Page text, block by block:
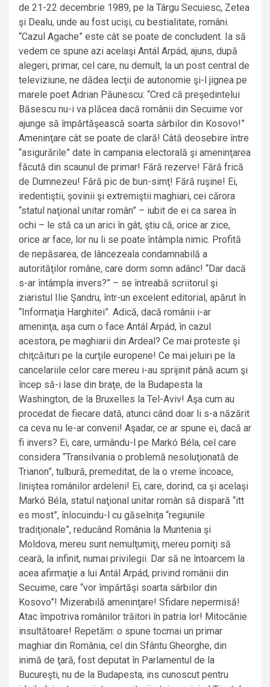
de 21-22 decembrie 1989, pe la Târgu Secuiesc, Zetea
şi Dealu, unde au fost ucişi, cu bestialitate, români.
“Cazul Agache” este cât se poate de concludent. Ia să
vedem ce spune azi acelaşi Antál Arpád, ajuns, după
alegeri, primar, cel care, nu demult, la un post central de
televiziune, ne dădea lecţii de autonomie şi-l jignea pe
marele poet Adrian Păunescu: “Cred că preşedintelui
Băsescu nu-i va plăcea dacă românii din Secuime vor
ajunge să împărtăşească soarta sârbilor din Kosovo!”
Ameninţare cât se poate de clară! Câtă deosebire între
“asigurările” date în campania electorală şi ameninţarea
făcută din scaunul de primar! Fără rezerve! Fără frică
de Dumnezeu! Fără pic de bun-simţ! Fără ruşine! Ei,
iredentiştii, şovinii şi extremiştii maghiari, cei cărora
“statul naţional unitar român” – iubit de ei ca sarea în
ochi – le stă ca un arici în gât, ştiu că, orice ar zice,
orice ar face, lor nu li se poate întâmpla nimic. Profită
de nepăsarea, de lâncezeala condamnabilă a
autorităţilor române, care dorm somn adânc! “Dar dacă
s-ar întâmpla invers?” – se întreabă scriitorul şi
ziaristul Ilie Şandru, într-un excelent editorial, apărut în
“Informaţia Harghitei”. Adică, dacă românii i-ar
ameninţa, aşa cum o face Antál Arpád, în cazul
acestora, pe maghiarii din Ardeal? Ce mai proteste şi
chiţcăituri pe la curţile europene! Ce mai jeluiri pe la
cancelariile celor care mereu i-au sprijinit până acum şi
încep să-i lase din braţe, de la Budapesta la
Washington, de la Bruxelles la Tel-Aviv! Aşa cum au
procedat de fiecare dată, atunci când doar li s-a năzărit
ca ceva nu le-ar conveni! Aşadar, ce ar spune ei, dacă ar
fi invers? Ei, care, urmându-l pe Markó Béla, cel care
considera “Transilvania o problemă nesoluţionată de
Trianon”, tulbură, premeditat, de la o vreme încoace,
liniştea românilor ardeleni! Ei, care, dorind, ca şi acelaşi
Markó Béla, statul naţional unitar român să dispară “itt
es most”, înlocuindu-l cu găselniţa “regiunile
tradiţionale”, reducând România la Muntenia şi
Moldova, mereu sunt nemulţumiţi, mereu porniţi să
ceară, la infinit, numai privilegii. Dar să ne întoarcem la
acea afirmaţie a lui Antál Arpád, privind românii din
Secuime, care “vor împărtăşi soarta sârbilor din
Kosovo”! Mizerabilă ameninţare! Sfidare nepermisă!
Atac împotriva românilor trăitori în patria lor! Mitocănie
insultătoare! Repetăm: o spune tocmai un primar
maghiar din România, cel din Sfântu Gheorghe, din
inimă de ţară, fost deputat în Parlamentul de la
Bucureşti, nu de la Budapesta, ins cunoscut pentru